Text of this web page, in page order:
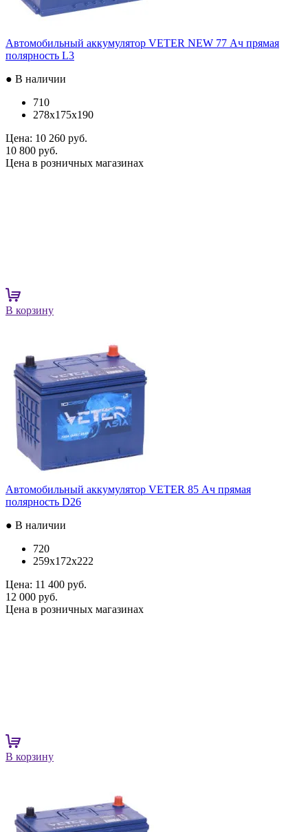
Автомобильный аккумулятор VETER NEW 77 Ач прямая
полярность L3
● В наличии
710
278x175x190
Цена: 10 260 руб.
10 800 руб.
Цена в розничных магазинах
В корзину
Автомобильный аккумулятор VETER 85 Ач прямая
полярность D26
● В наличии
720
259x172x222
Цена: 11 400 руб.
12 000 руб.
Цена в розничных магазинах
В корзину